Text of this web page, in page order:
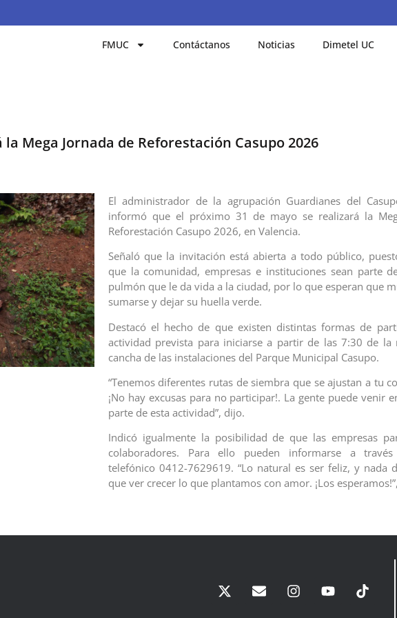
FMUC Contáctanos Noticias Dimetel UC
la Mega Jornada de Reforestación Casupo 2026
El administrador de la agrupación Guardianes del
informó que el próximo 31 de mayo se realizará la
Reforestación Casupo 2026, en Valencia.
Señaló que la invitación está abierta a todo público,
que la comunidad, empresas e instituciones sean parte
pulmón que le da vida a la ciudad, por lo que esperan que
sumarse y dejar su huella verde.
Destacó el hecho de que existen distintas formas de
actividad prevista para iniciarse a partir de las 7:30 de la
cancha de las instalaciones del Parque Municipal Casupo.
“Tenemos diferentes rutas de siembra que se ajustan a tu
¡No hay excusas para no participar!. La gente puede venir
parte de esta actividad”, dijo.
Indicó igualmente la posibilidad de que las empresas
colaboradores. Para ello pueden informarse a
telefónico 0412-7629619. “Lo natural es ser feliz, y nada
que ver crecer lo que plantamos con amor. ¡Los